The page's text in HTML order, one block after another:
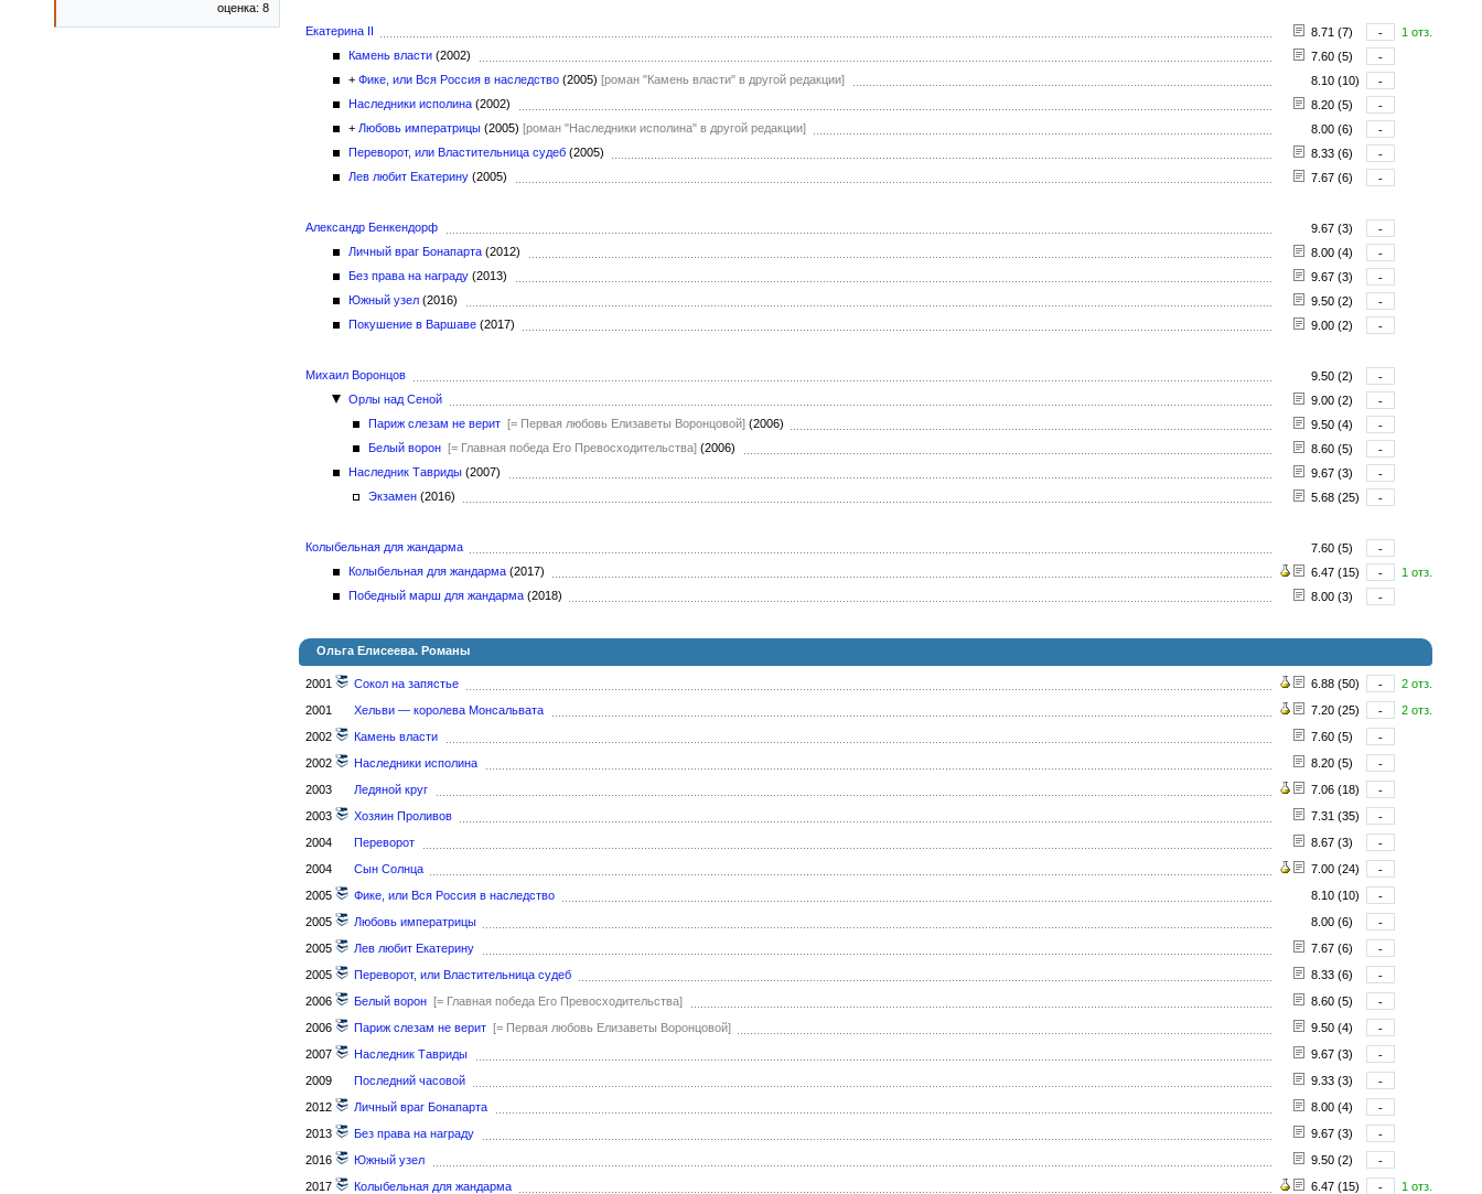
Екатерина II 8.71 (7) -
1 отз.
Камень власти (2002) 7.60 (5)
-
+ Фике, или Вся Россия в наследство (2005) [роман "Камень власти" в другой редакции] 8.10 (10)
-
Наследники исполина (2002) 8.20 (5)
-
+ Любовь императрицы (2005) [роман "Наследники исполина" в другой редакции] 8.00 (6)
-
Переворот, или Властительница судеб (2005) 8.33 (6)
-
Лев любит Екатерину (2005) 7.67 (6) -
Александр Бенкендорф 9.67 (3)
-
Личный враг Бонапарта (2012) 8.00 (4)
-
Без права на награду (2013) 9.67 (3)
-
Южный узел (2016) 9.50 (2)
-
Покушение в Варшаве (2017) 9.00 (2) -
Михаил Воронцов 9.50 (2)
-
Орлы над Сеной
9.00 (2)
-
Париж слезам не верит [= Первая любовь Елизаветы Воронцовой] (2006) 9.50 (4)
-
Белый ворон [= Главная победа Его Превосходительства] (2006) 8.60 (5)
-
Наследник Тавриды (2007) 9.67 (3)
-
Экзамен (2016) 5.68 (25) -
Колыбельная для жандарма 7.60 (5)
-
Колыбельная для жандарма (2017) 6.47 (15) -
1 отз.
Победный марш для жандарма (2018) 8.00 (3) -
Ольга Елисеева. Романы
2001 Сокол на запястье 6.88 (50) -
2 отз.
2001
Хельви — королева Монсальвата 7.20 (25) -
2 отз.
2002
Камень власти 7.60 (5)
-
2002
Наследники исполина 8.20 (5)
-
2003
Ледяной круг 7.06 (18)
-
2003
Хозяин Проливов 7.31 (35)
-
2004
Переворот 8.67 (3)
-
2004
Сын Солнца 7.00 (24)
-
2005
Фике, или Вся Россия в наследство 8.10 (10)
-
2005
Любовь императрицы 8.00 (6)
-
2005
Лев любит Екатерину 7.67 (6)
-
2005
Переворот, или Властительница судеб 8.33 (6)
-
2006
Белый ворон [= Главная победа Его Превосходительства] 8.60 (5)
-
2006
Париж слезам не верит [= Первая любовь Елизаветы Воронцовой] 9.50 (4)
-
2007
Наследник Тавриды 9.67 (3)
-
2009
Последний часовой 9.33 (3)
-
2012
Личный враг Бонапарта 8.00 (4)
-
2013
Без права на награду 9.67 (3)
-
2016
Южный узел 9.50 (2)
-
2017
Колыбельная для жандарма 6.47 (15) -
1 отз.
оценка: 8